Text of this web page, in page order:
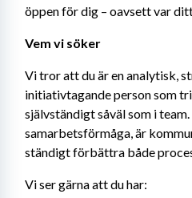
öppen för dig – oavsett var
Vem vi söker
Vi tror att du är en analytisk,
initiativtagande person som
självständigt såväl som i team.
samarbetsförmåga, är
ständigt förbättra både
Vi ser gärna att du har: